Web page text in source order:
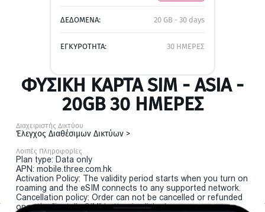
ΔΕΔΟΜΕΝΑ: 20 GB - 30 days
ΕΓΚΥΡΟΤΗΤΑ: 30 ΗΜΕΡΕΣ
ΦΥΣΙΚΉ ΚΆΡΤΑ SIM - ASIA -
20GB 30 ΗΜΕΡΕΣ
Διαχειριστής Δικτύου
Έλεγχος Διαθέσιμων Δικτύων >
Λοιπές Πληροφορίες
Plan type: Data only
APN: mobile.three.com.hk
Activation Policy: The validity period starts when you turn on
roaming and the eSIM connects to any supported network.
Cancellation policy: Order can not be cancelled or refunded
once the "install eSIM" button is clicked.